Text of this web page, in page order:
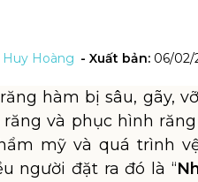
Hoàng - Xuất bản: 06/02/
hàm bị sâu, gãy,
răng và phục hình
mỹ và quá trình
người đặt ra đó là “